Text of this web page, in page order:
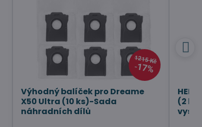
1215 Kč
17%
Výhodný balíček pro Dreame
X50 Ultra (10 ks)-Sada
náhradních dílů
(2